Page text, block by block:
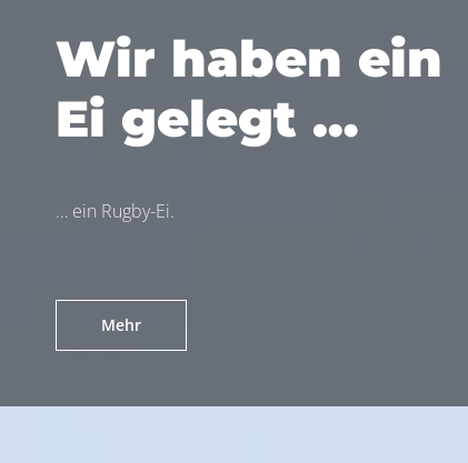
Wir haben ein
Ei gelegt …
… ein Rugby-Ei.
Mehr